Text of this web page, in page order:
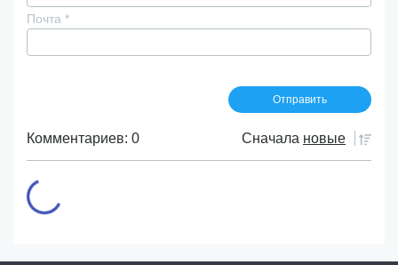
Почта *
Комментариев: 0 Сначала новые